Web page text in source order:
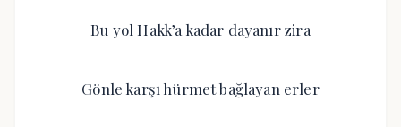
Bu yol Hakk’a kadar dayanır zira
Gönle karşı hürmet bağlayan erler